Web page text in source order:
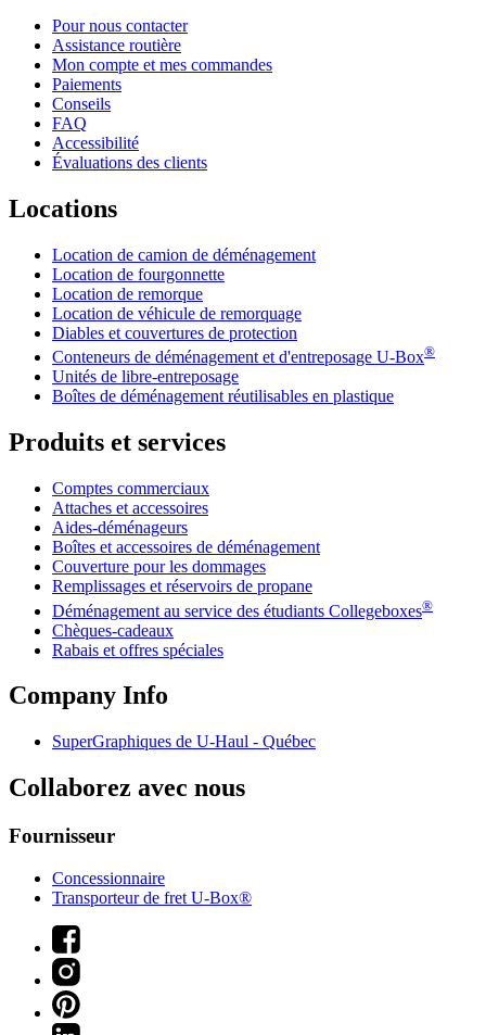
Pour nous contacter
Assistance routière
Mon compte et mes commandes
Paiements
Conseils
FAQ
Accessibilité
Évaluations des clients
Locations
Location de camion de déménagement
Location de fourgonnette
Location de remorque
Location de véhicule de remorquage
Diables et couvertures de protection
Conteneurs de déménagement et d'entreposage U-Box®
Unités de libre-entreposage
Boîtes de déménagement réutilisables en plastique
Produits et services
Comptes commerciaux
Attaches et accessoires
Aides-déménageurs
Boîtes et accessoires de déménagement
Couverture pour les dommages
Remplissages et réservoirs de propane
Déménagement au service des étudiants Collegeboxes®
Chèques-cadeaux
Rabais et offres spéciales
Company Info
SuperGraphiques de U-Haul - Québec
Collaborez avec nous
Fournisseur
Concessionnaire
Transporteur de fret U-Box®